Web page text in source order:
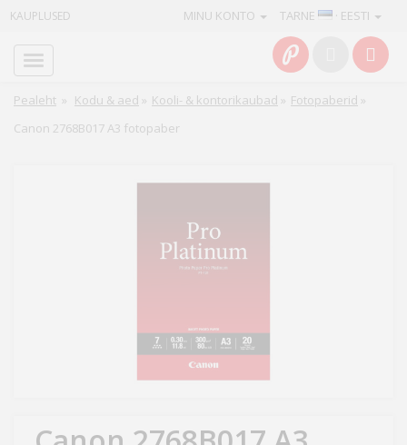
KAUPLUSED TARNE · EESTI
MINU KONTO
Pealeht » Kodu & aed » Kooli- & kontorikaubad » Fotopaberid »
Canon 2768B017 A3 fotopaber
Info
Teenused